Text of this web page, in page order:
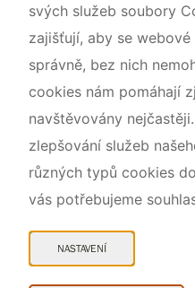
svých služeb soubory
zajišťují, aby se
správně, bez nich
cookies nám pomáhají
navštěvovány
zlepšování služeb
různých typů cookies
vás potřebujeme
NASTAVENÍ